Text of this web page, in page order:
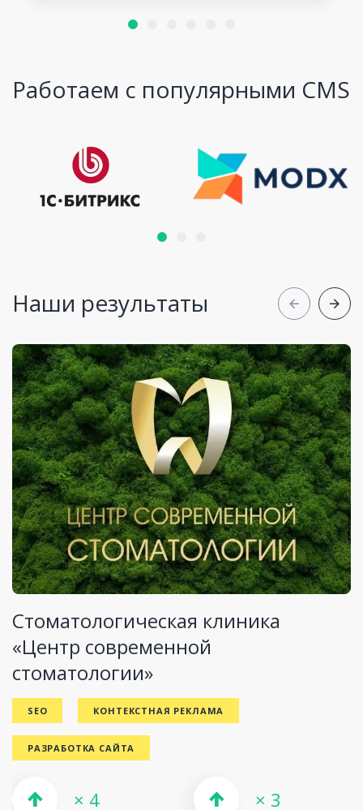
Работаем с популярными CMS
Наши результаты
Стоматологическая клиника
«Центр современной
стоматологии»
SEO КОНТЕКСТНАЯ РЕКЛАМА
РАЗРАБОТКА САЙТА
× 4 × 3